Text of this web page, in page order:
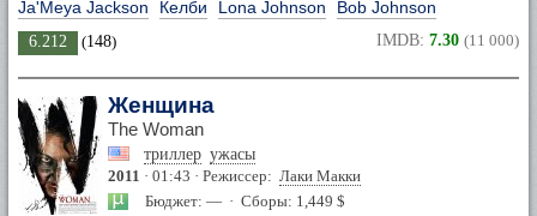
Ja'Meya Jackson Келби Lona Johnson Bob Johnson
6.212 (148) IMDB: 7.30 (11 000)
Женщина
The Woman
триллер ужасы
2011 · 01:43 · Режиссер: Лаки Макки
Бюджет: — · Сборы: 1,449 $